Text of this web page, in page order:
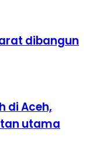
dibangun
di Aceh,
utama